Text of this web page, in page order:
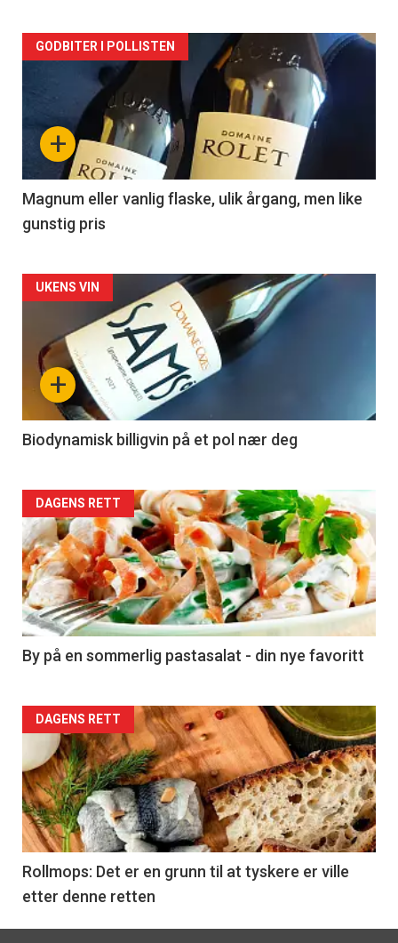
Forsiden
akkurat
nå
3
+
GODBITER I POLLISTEN
Magnum eller vanlig flaske, ulik årgang, men like
gunstig pris
Forsiden
akkurat
nå
4
+
UKENS VIN
Biodynamisk billigvin på et pol nær deg
Forsiden
akkurat
nå
-
5
DAGENS RETT
By på en sommerlig pastasalat - din nye favoritt
Forsiden
akkurat
nå
-
6
DAGENS RETT
Rollmops: Det er en grunn til at tyskere er ville
etter denne retten